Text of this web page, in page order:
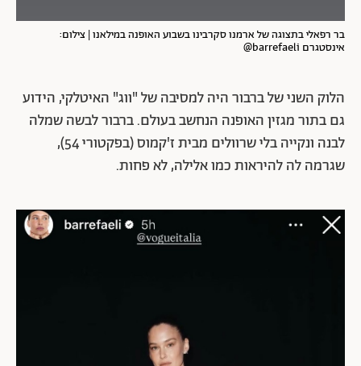
בר רפאלי בתצוגה של ארמנו סקרבינו בשבוע האופנה במילאנו | צילום:
אינסטגרם barrefaeli@
הלוק השני של ברבור היה למסיבה של "ווג" האיטלקי, הידוע
גם בתור מגזין האופנה הנחשב בעולם. ברבור לבשה שמלה
לבנה ונקייה בלי שרוולים מבית ז'קמוס (בפקטורי 54),
שגרמה לה להיראות כמו אלילה, לא פחות.